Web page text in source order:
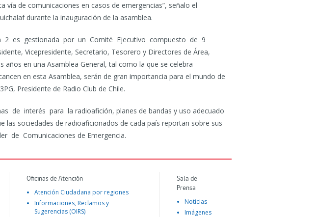
vía de comunicaciones en casos de emergencias”, señalo el
durante la inauguración de la asamblea.
2 es gestionada por un Comité Ejecutivo compuesto de 9
Vicepresidente, Secretario, Tesorero y Directores de Área,
años en una Asamblea General, tal como la que se celebra
en esta Asamblea, serán de gran importancia para el mundo de
Presidente de Radio Club de Chile.
interés para la radioafición, planes de bandas y uso adecuado
sociedades de radioaficionados de cada país reportan sobre sus
de Comunicaciones de Emergencia.
Oficinas de Atención
Atención Ciudadana por regiones
Informaciones, Reclamos y
Sugerencias (OIRS)
Sala de
Prensa
Noticias
Imágenes